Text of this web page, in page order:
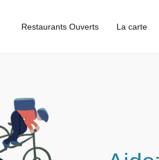
Restaurants Ouverts La carte